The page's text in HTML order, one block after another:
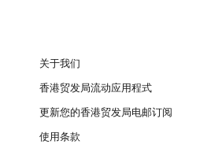
关于我们
香港贸发局流动应用程式
更新您的香港贸发局电邮订阅
使用条款